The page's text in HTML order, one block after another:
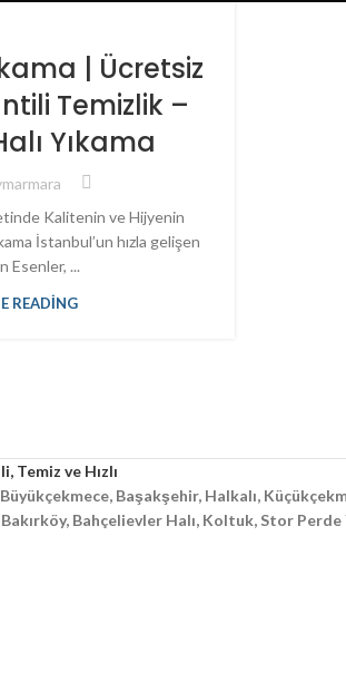
| Ücretsiz
Temizlik –
Yıkama
Kalitenin ve Hijyenin
İstanbul’un hızla gelişen
Esenler, ...
READING
Temiz ve Hızlı
Başakşehir, Halkalı,
Bahçelievler Halı, Koltuk, Stor Perde